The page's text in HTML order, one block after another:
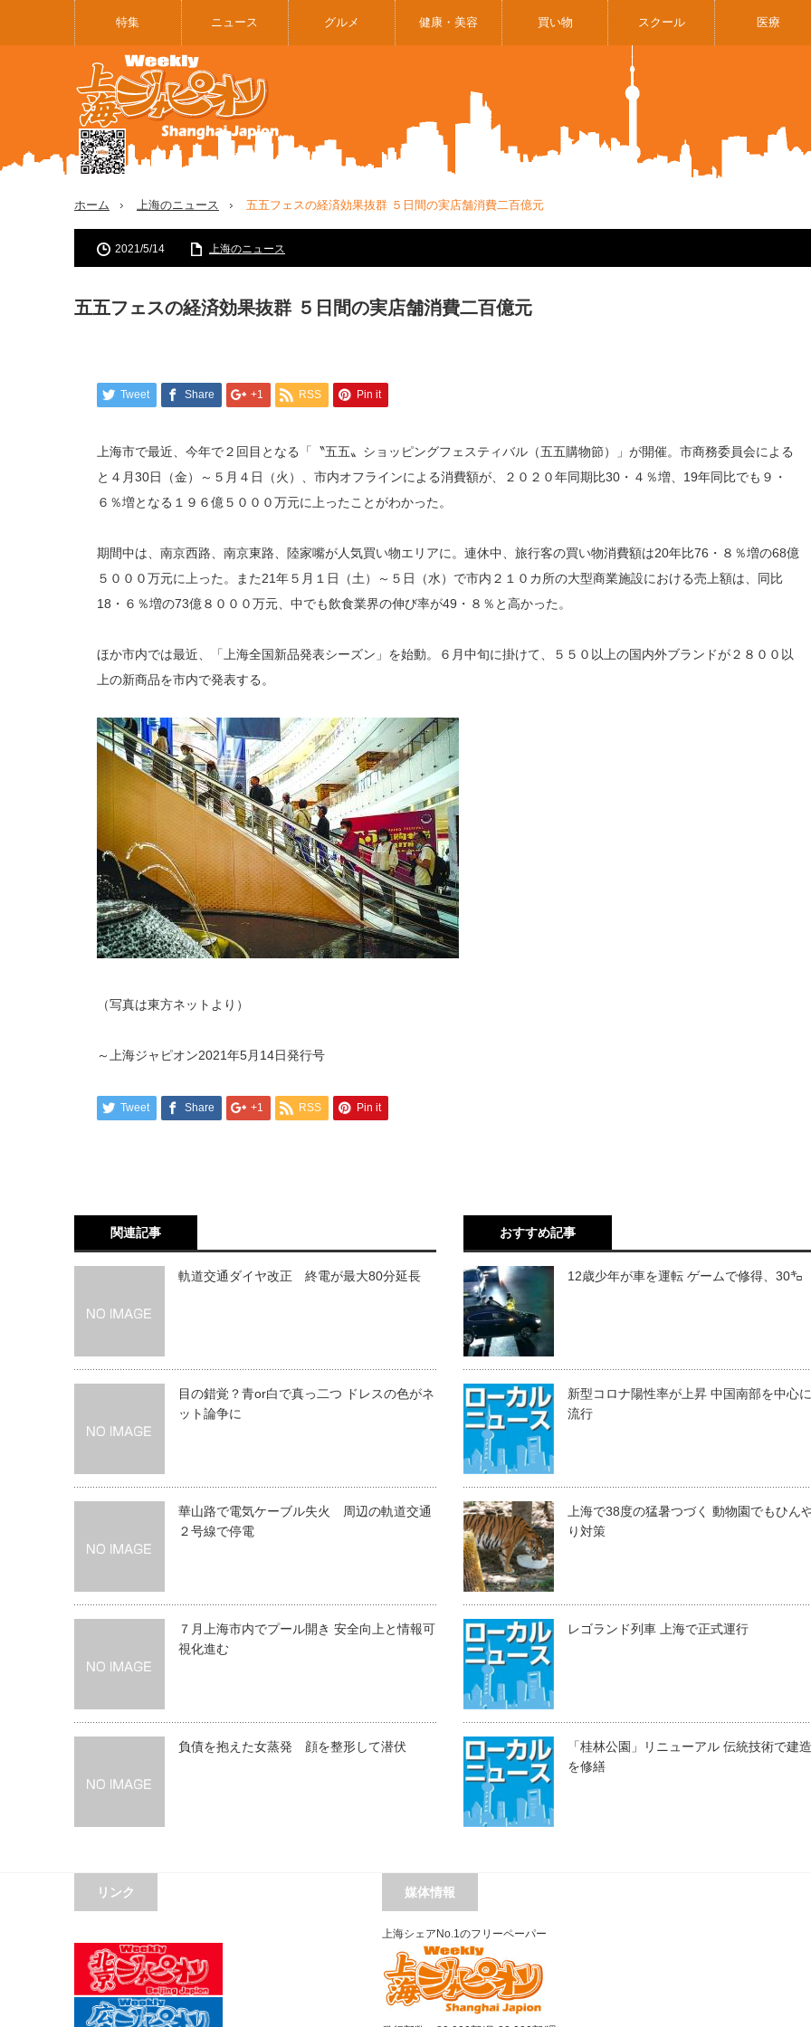
特集 ニュース グルメ 健康・美容 買い物 スクール 医療
ホーム 上海のニュース 五五フェスの経済効果抜群 ５日間の実店舗消費二百億元
2021/5/14 上海のニュース
五五フェスの経済効果抜群 ５日間の実店舗消費二百億元
Tweet Share +1 RSS Pin it
上海市で最近、今年で２回目となる「〝五五〟ショッピングフェスティバル（五五購物節）」が開催。市商務委員会による
と４月30日（金）～５月４日（火）、市内オフラインによる消費額が、２０２０年同期比30 ・４％増、 19年同比でも９・
６％増となる１９６億５０００万元に上ったことがわかった。
期間中は、南京西路、南京東路、陸家嘴が人気買い物エリアに。連休中、旅行客の買い物消費額は20年比76 ・８％増の68億
５０００万元に上った。また21年５月１日（土）～５日（水）で市内２１０カ所の大型商業施設における売上額は、同比
18 ・６％増の73億８０００万元、中でも飲食業界の伸び率が49 ・８％と高かった。
ほか市内では最近、「上海全国新品発表シーズン」を始動。６月中旬に掛けて、５５０以上の国内外ブランドが２８００以
上の新商品を市内で発表する。
（写真は東方ネットより）
～上海ジャピオン2021年5月14日発行号
Tweet Share +1 RSS Pin it
関連記事
軌道交通ダイヤ改正 終電が最大80分延長
目の錯覚？青or白で真っ二つ ドレスの色がネ
ット論争に
華山路で電気ケーブル失火 周辺の軌道交通
２号線で停電
７月上海市内でプール開き 安全向上と情報可
視化進む
負債を抱えた女蒸発 顔を整形して潜伏
おすすめ記事
12歳少年が車を運転 ゲームで修得、30㌔
新型コロナ陽性率が上昇 中国南部を中心
流行
上海で38度の猛暑つづく 動物園でもひん
り対策
レゴランド列車 上海で正式運行
「桂林公園」リニューアル 伝統技術で建
を修繕
リンク 媒体情報
上海シェアNo.1のフリーペーパー